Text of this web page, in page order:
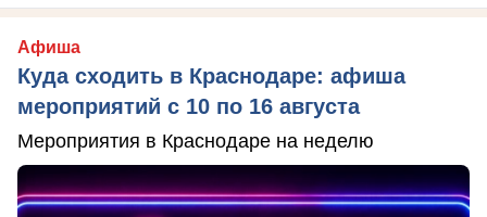
Афиша
Куда сходить в Краснодаре: афиша
мероприятий с 10 по 16 августа
Мероприятия в Краснодаре на неделю